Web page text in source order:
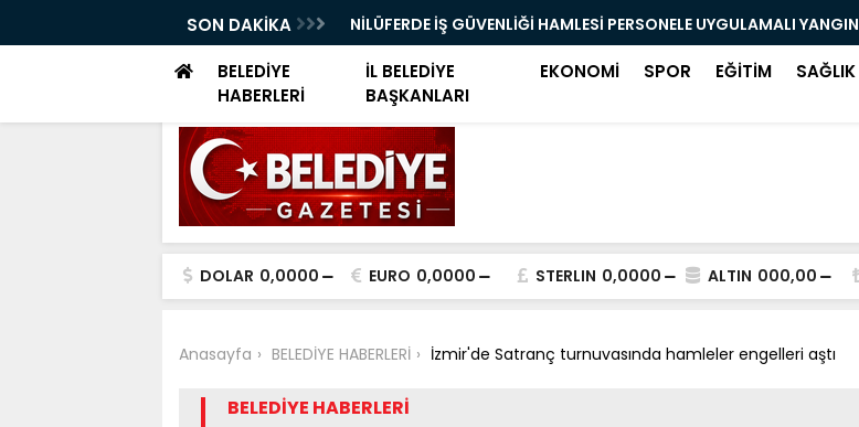
SON DAKİKA
DÜNYA SAĞLIK ÖRGÜTÜ KÜRSÜSÜNDE
NİLÜFERDE İŞ GÜVENLİĞİ HAMLESİ PERSONELE UYGULAMALI YANGIN
EĞİTİMİ
BELEDİYE
HABERLERİ
İL BELEDİYE
BAŞKANLARI
EKONOMİ SPOR EĞİTİM SAĞLIK
DOLAR 0,0000 EURO 0,0000 STERLIN 0,0000 ALTIN 000,00
Anasayfa BELEDİYE HABERLERİ İzmir'de Satranç turnuvasında hamleler engelleri aştı
BELEDİYE HABERLERİ